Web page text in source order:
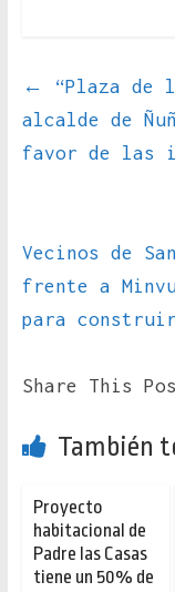
←
“Plaza de
alcalde de
favor de las
Vecinos de
frente a
para
Share This
También
Proyecto
habitacional de
Padre las Casas
tiene un 50% de